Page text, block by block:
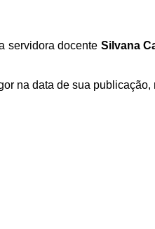
servidora docente Silvana
na data de sua